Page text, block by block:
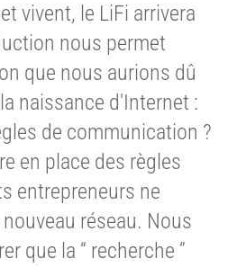
vivent, le LiFi arrivera
nous permet
que nous aurions dû
naissance d'Internet :
de communication ?
en place des règles
entrepreneurs ne
réseau. Nous
que la “ recherche ”